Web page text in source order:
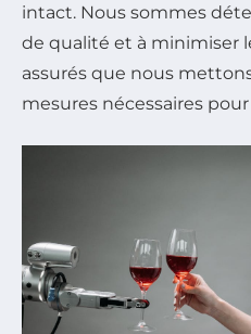
intact. Nous sommes
de qualité et à minimiser
assurés que nous
mesures nécessaires